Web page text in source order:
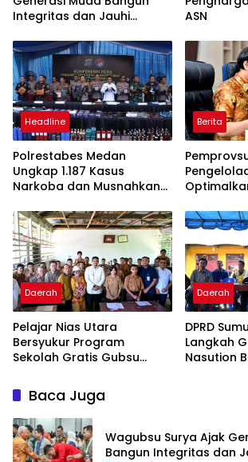
Integritas dan Jauhi
ASN
Headline
Polrestabes Medan
Ungkap 1.187 Kasus
Narkoba dan Musnahkan
Bukti
Berita
Tahun
Daerah
Pelajar Nias Utara
Bersyukur Program
Sekolah Gratis Gubsu
Beban Orang Tua
Daerah
DPRD
Langkah
Nasution
Baca Juga
Wagubsu Surya Ajak
Bangun Integritas dan